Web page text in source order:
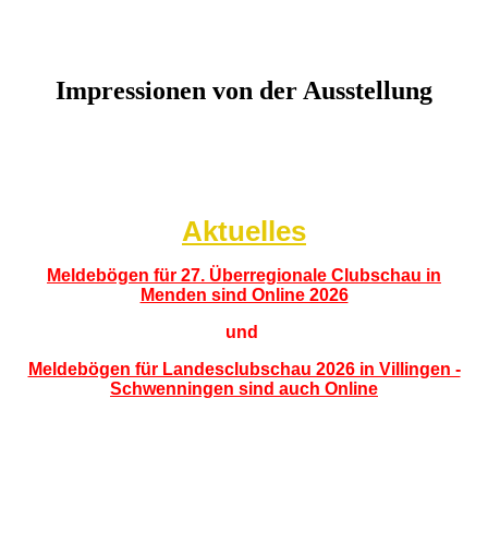
Impressionen von der Ausstellung
Aktuelles
Meldebögen für 27. Überregionale Clubschau in
Menden sind Online 2026
und
Meldebögen für Landesclubschau 2026 in Villingen -
Schwenningen sind auch Online